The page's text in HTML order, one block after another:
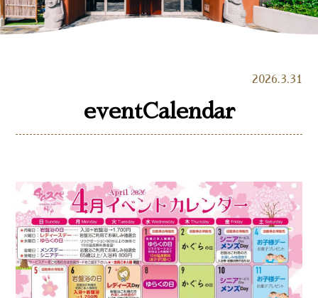
2026.3.31
eventCalendar